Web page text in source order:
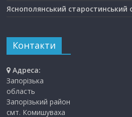
Яснополянський старостинський
Контакти
Адреса:
Запорізька
область
Запорізький район
смт. Комишуваха